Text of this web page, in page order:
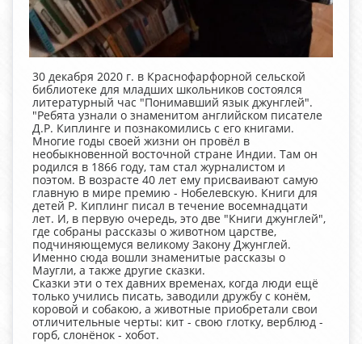
30 декабря 2020 г. в Краснофарфорной сельской
библиотеке для младших школьников состоялся
литературный час "Понимавший язык джунглей".
"Ребята узнали о знаменитом английском писателе
Д.Р. Киплинге и познакомились с его книгами.
Многие годы своей жизни он провёл в
необыкновенной восточной стране Индии. Там он
родился в 1866 году, там стал журналистом и
поэтом. В возрасте 40 лет ему присваивают самую
главную в мире премию - Нобелевскую. Книги для
детей Р. Киплинг писал в течение восемнадцати
лет. И, в первую очередь, это две "Книги джунглей",
где собраны рассказы о животном царстве,
подчиняющемуся великому Закону Джунглей.
Именно сюда вошли знаменитые рассказы о
Маугли, а также другие сказки.
Сказки эти о тех давних временах, когда люди ещё
только учились писать, заводили дружбу с конём,
коровой и собакою, а животные приобретали свои
отличительные черты: кит - свою глотку, верблюд -
горб, слонёнок - хобот.